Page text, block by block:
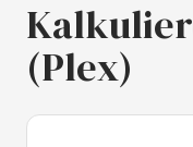
(Plex)